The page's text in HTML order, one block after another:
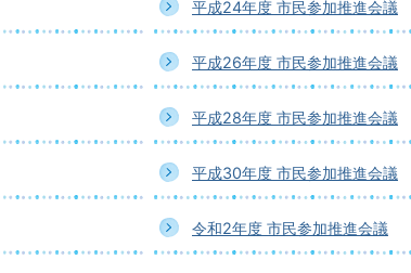
平成24年度 市民参加推進会議
平成26年度 市民参加推進会議
平成28年度 市民参加推進会議
平成30年度 市民参加推進会議
令和2年度 市民参加推進会議